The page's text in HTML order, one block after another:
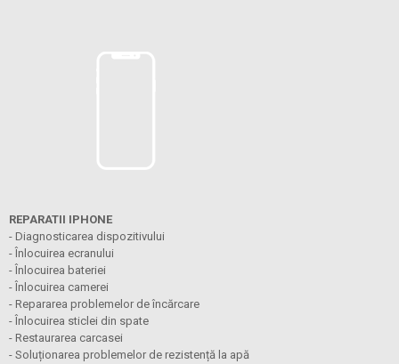
REPARATII IPHONE
- Diagnosticarea dispozitivului
- Înlocuirea ecranului
- Înlocuirea bateriei
- Înlocuirea camerei
- Repararea problemelor de încărcare
- Înlocuirea sticlei din spate
- Restaurarea carcasei
- Soluționarea problemelor de rezistență la apă